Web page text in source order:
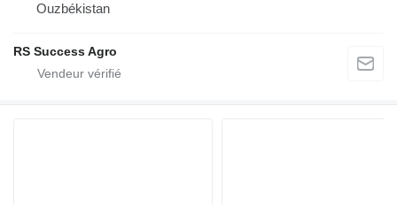
Ouzbékistan
RS Success Agro